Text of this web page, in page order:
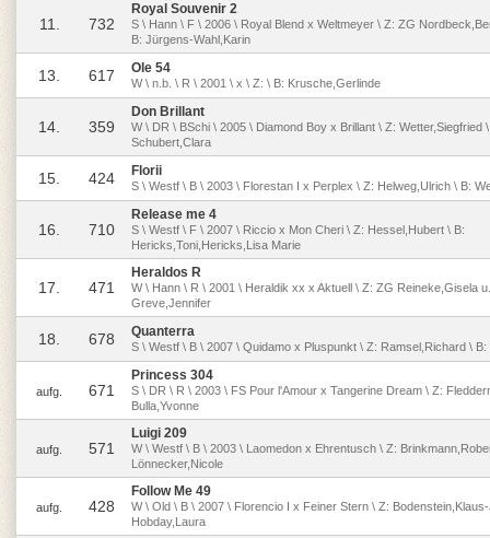
11. 732
Royal Souvenir 2
S \ Hann \ F \ 2006 \ Royal Blend x Weltmeyer \ Z: ZG
B: Jürgens-Wahl,Karin
13. 617 Ole 54
W \ n.b. \ R \ 2001 \ x \ Z: \ B: Krusche,Gerlinde
14. 359
Don Brillant
W \ DR \ BSchi \ 2005 \ Diamond Boy x Brillant \ Z: Wetter,Siegfried
Schubert,Clara
15. 424 Florii
S \ Westf \ B \ 2003 \ Florestan I x Perplex \ Z: Helweg,Ulrich \ B:
16. 710
Release me 4
S \ Westf \ F \ 2007 \ Riccio x Mon Cheri \ Z: Hessel,Hubert \ B:
Hericks,Toni,Hericks,Lisa Marie
17. 471
Heraldos R
W \ Hann \ R \ 2001 \ Heraldik xx x Aktuell \ Z: ZG Reineke,Gisela
Greve,Jennifer
18. 678 Quanterra
S \ Westf \ B \ 2007 \ Quidamo x Pluspunkt \ Z: Ramsel,Richard \ B:
aufg. 671
Princess 304
S \ DR \ R \ 2003 \ FS Pour l'Amour x Tangerine Dream \ Z:
Bulla,Yvonne
aufg. 571
Luigi 209
W \ Westf \ B \ 2003 \ Laomedon x Ehrentusch \ Z:
Lönnecker,Nicole
aufg. 428
Follow Me 49
W \ Old \ B \ 2007 \ Florencio I x Feiner Stern \ Z:
Hobday,Laura